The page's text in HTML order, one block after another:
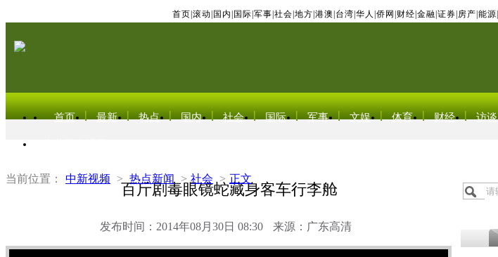
首页 滚动 国内 国际 军事 社会 地方 港澳 台湾 华人 侨网 财经 金融 证券 房产 能源
首页 最新 热点 国内 社会 国际 军事 文娱 体育 财经 访谈
当前位置： 中新视频 > 热点新闻 > 社会 > 正文
百斤剧毒眼镜蛇藏身客车行李舱
发布时间：2014年08月30日 08:30 来源：广东高清